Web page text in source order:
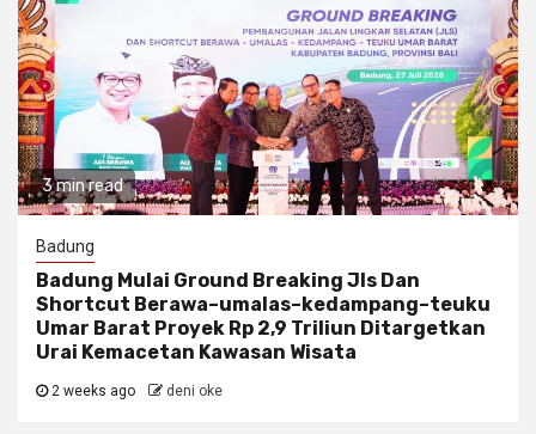
3 min read
Badung
Badung Mulai Ground Breaking Jls Dan
Shortcut Berawa–umalas–kedampang–teuku
Umar Barat Proyek Rp 2,9 Triliun Ditargetkan
Urai Kemacetan Kawasan Wisata
2 weeks ago deni oke